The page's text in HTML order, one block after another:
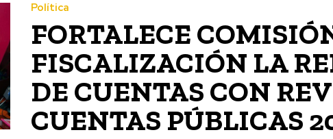
Política
FORTALECE
FISCALIZACIÓN LA
DE CUENTAS CON
CUENTAS PÚBLICAS